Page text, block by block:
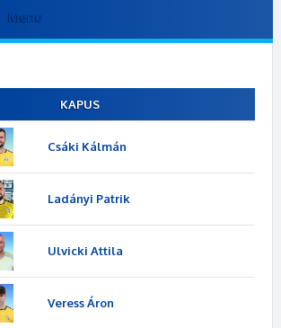
Menu
KAPUS
Csáki Kálmán
Ladányi Patrik
Ulvicki Attila
Veress Áron